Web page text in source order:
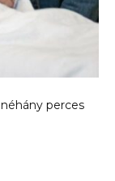
perces